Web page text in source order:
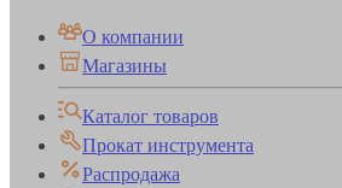
О компании
Магазины
Каталог товаров
Прокат инструмента
Распродажа